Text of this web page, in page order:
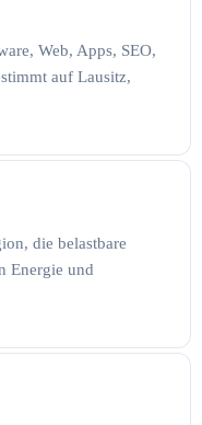
Web, Apps, SEO,
auf Lausitz,
die belastbare
Energie und